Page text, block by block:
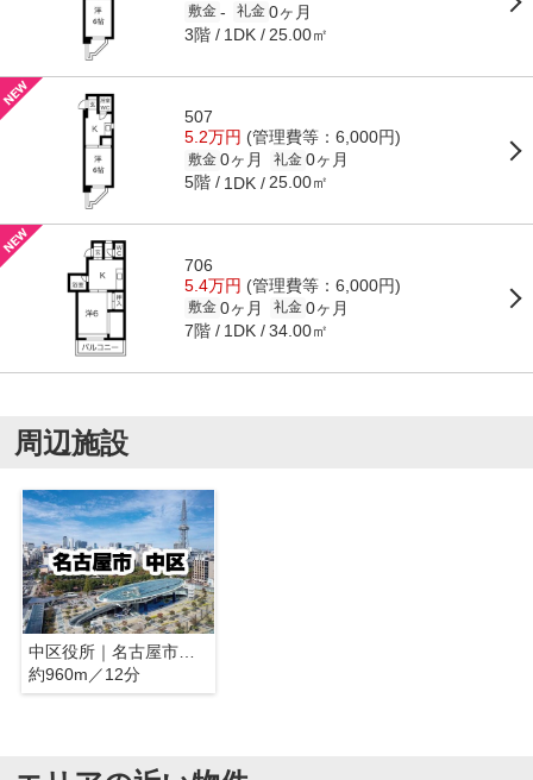
敷金 - 礼金 0ヶ月
3階 1DK 25.00㎡
507
5.2万円 (管理費等：6,000円)
敷金 0ヶ月 礼金 0ヶ月
5階 1DK 25.00㎡
706
5.4万円 (管理費等：6,000円)
敷金 0ヶ月 礼金 0ヶ月
7階 1DK 34.00㎡
周辺施設
中区役所｜名古屋市中区
約960m／12分